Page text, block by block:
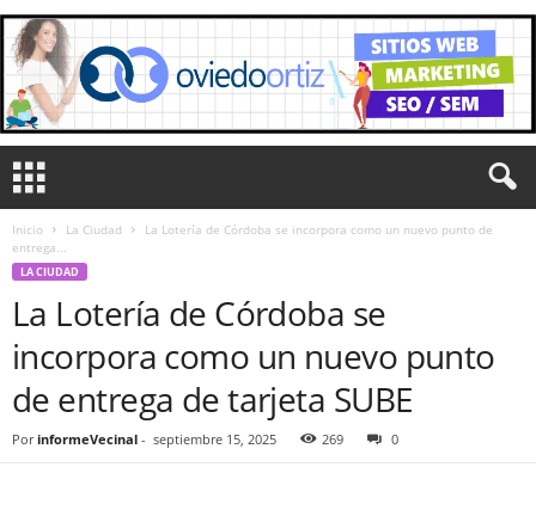
Inicio La Ciudad
La Lotería de Córdoba se incorpora como un nuevo punto de
entrega...
LA CIUDAD
La Lotería de Córdoba se
incorpora como un nuevo punto
de entrega de tarjeta SUBE
Por informeVecinal - septiembre 15, 2025 269 0